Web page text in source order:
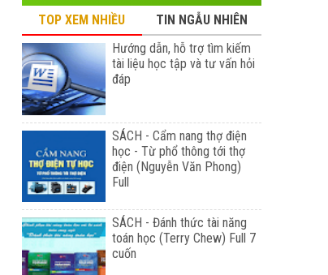
TOP XEM NHIỀU
TIN NGẪU NHIÊN
Hướng dẫn, hỗ trợ tìm kiếm
tài liệu học tập và tư vấn hỏi
đáp
SÁCH - Cẩm nang thợ điện
học - Từ phổ thông tới thợ
điện (Nguyễn Văn Phong)
Full
SÁCH - Đánh thức tài năng
toán học (Terry Chew) Full 7
cuốn